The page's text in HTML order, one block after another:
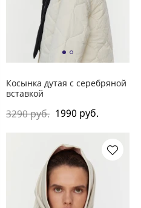
Косынка дутая с серебряной
вставкой
3290 руб. 1990 руб.